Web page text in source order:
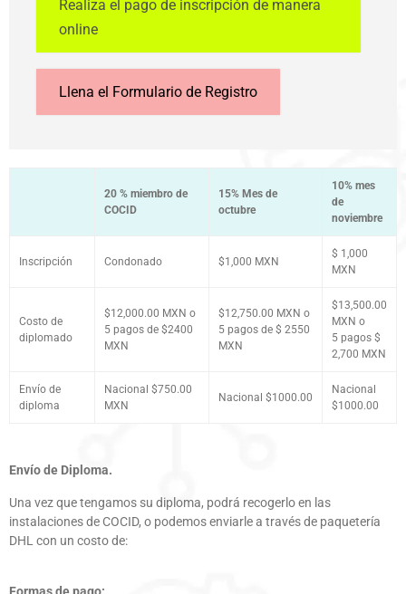
Realiza el pago de inscripción de manera
online
Llena el Formulario de Registro
20 % miembro de
COCID
15% Mes de
octubre
10% mes
de
noviembre
Inscripción Condonado $1,000 MXN
$ 1,000
MXN
Costo de
diplomado
$12,000.00 MXN o
5 pagos de $2400
MXN
$12,750.00 MXN o
5 pagos de $ 2550
MXN
$13,500.00
MXN o
5 pagos $
2,700 MXN
Envío de
diploma
Nacional $750.00
MXN
Nacional $1000.00
Nacional
$1000.00
Envío de Diploma.
Una vez que tengamos su diploma, podrá recogerlo en las
instalaciones de COCID, o podemos enviarle a través de paquetería
DHL con un costo de:
Formas de pago: